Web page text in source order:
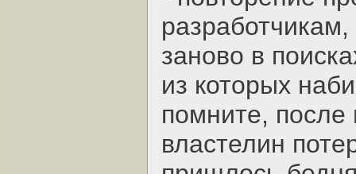
заново в
из которых
помните,
властелин